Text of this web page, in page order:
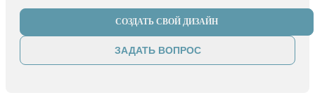
СОЗДАТЬ СВОЙ ДИЗАЙН
ЗАДАТЬ ВОПРОС